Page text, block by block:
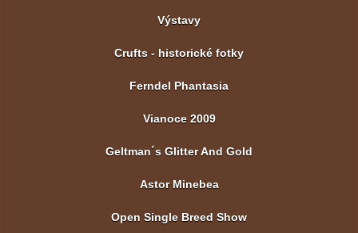
Výstavy
Crufts - historické fotky
Ferndel Phantasia
Vianoce 2009
Geltman´s Glitter And Gold
Astor Minebea
Open Single Breed Show